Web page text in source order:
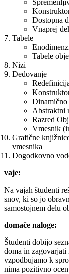
Dostopna
Vnaprej
Tabele
Tabele
Nizi
Dedovanje
Dinamično
Abstraktni
Razred
Vmesnik
Grafične
vmesnika
Dogodkovno
vaje:
Na vajah študenti
snov, ki so jo
samostojnem delu
domače naloge:
Študenti dobijo
doma in
vzpodbujamo k
nima pozitivno